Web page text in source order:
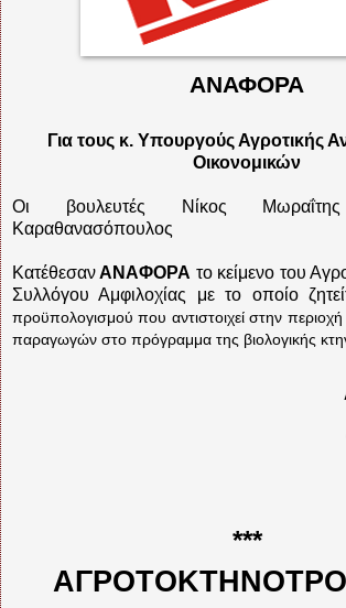
ΑΝΑΦΟΡΑ
Για τους κ. Υπουργούς Αγροτικής
Οικονομικών
Οι βουλευτές Νίκος
Καραθανασόπουλος
ΚατέθεσανΑΝΑΦΟΡΑ το κείμενο του
Συλλόγου Αμφιλοχίας με το οποίο
προϋπολογισμού που αντιστοιχεί στην περιοχή
παραγωγών στο πρόγραμμα της βιολογικής
***